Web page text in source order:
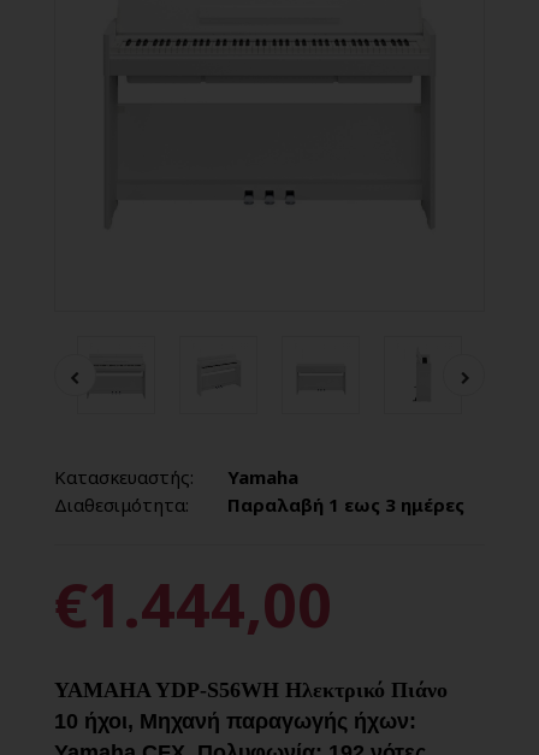
Κατασκευαστής:
Yamaha
Διαθεσιμότητα:
Παραλαβή 1 εως 3 ημέρες
€1.444,00
YAMAHA YDP-S56WH Ηλεκτρικό Πιάνο
10 ήχοι, Μηχανή παραγωγής ήχων: